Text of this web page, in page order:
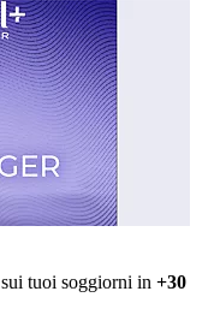
sui tuoi soggiorni in +30